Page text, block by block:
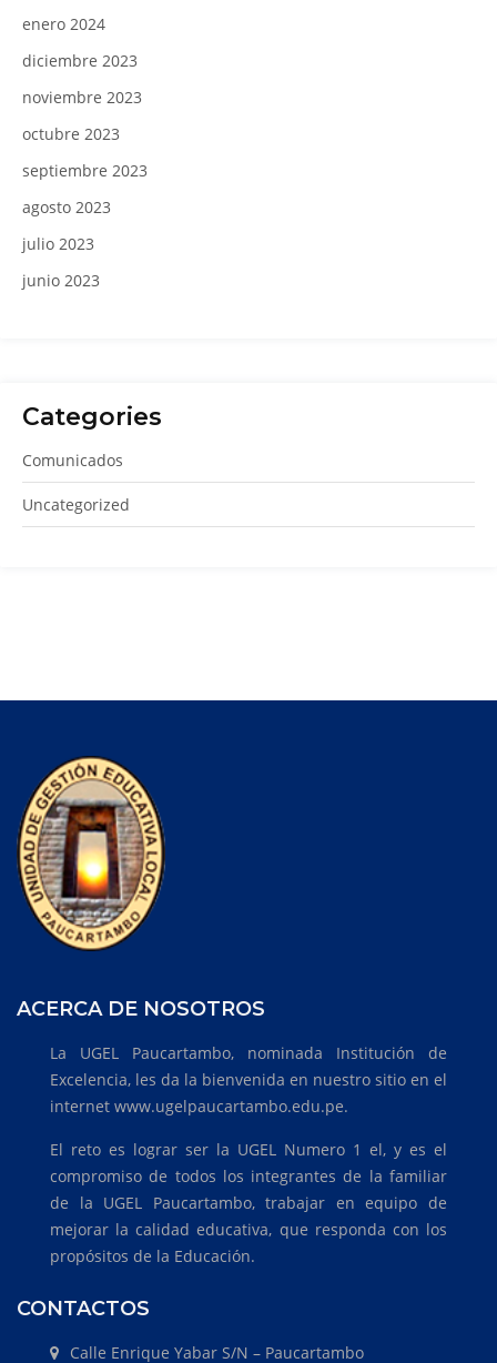
enero 2024
diciembre 2023
noviembre 2023
octubre 2023
septiembre 2023
agosto 2023
julio 2023
junio 2023
Categories
Comunicados
Uncategorized
ACERCA DE NOSOTROS
La UGEL Paucartambo, nominada Institución de
Excelencia, les da la bienvenida en nuestro sitio en el
internet www.ugelpaucartambo.edu.pe.
El reto es lograr ser la UGEL Numero 1 el, y es el
compromiso de todos los integrantes de la familiar
de la UGEL Paucartambo, trabajar en equipo de
mejorar la calidad educativa, que responda con los
propósitos de la Educación.
CONTACTOS
Calle Enrique Yabar S/N – Paucartambo